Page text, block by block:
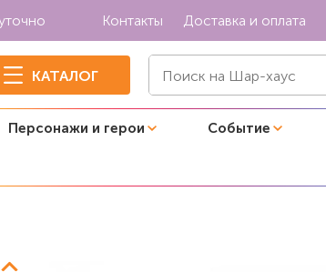
Контакты Доставка и оплата
КАТАЛОГ
Персонажи и герои Событие